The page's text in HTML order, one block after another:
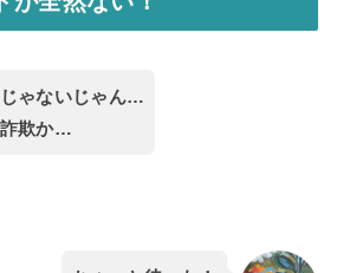
ゃないじゃん…
欺か…